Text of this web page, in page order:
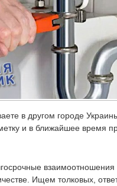
в другом городе
и в ближайшее время
взаимоотношения
Ищем толковых,